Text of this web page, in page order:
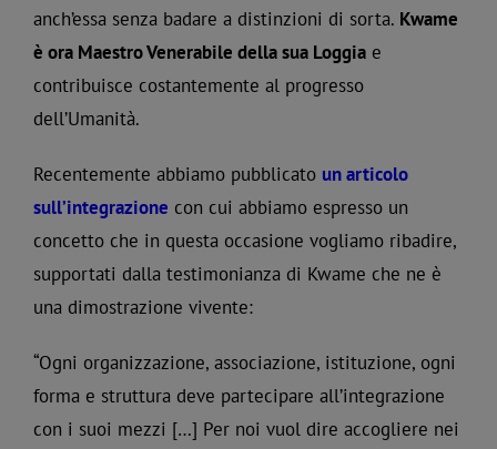
anch’essa senza badare a distinzioni di sorta. Kwame
è ora Maestro Venerabile della sua Loggia e
contribuisce costantemente al progresso
dell’Umanità.
Recentemente abbiamo pubblicato un articolo
sull’integrazione con cui abbiamo espresso un
concetto che in questa occasione vogliamo ribadire,
supportati dalla testimonianza di Kwame che ne è
una dimostrazione vivente:
“Ogni organizzazione, associazione, istituzione, ogni
forma e struttura deve partecipare all’integrazione
con i suoi mezzi […] Per noi vuol dire accogliere nei